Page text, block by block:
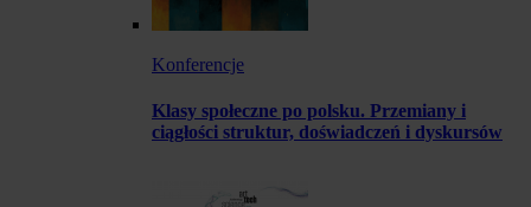
Konferencje
Klasy społeczne po polsku. Przemiany i
ciągłości struktur, doświadczeń i dyskursów